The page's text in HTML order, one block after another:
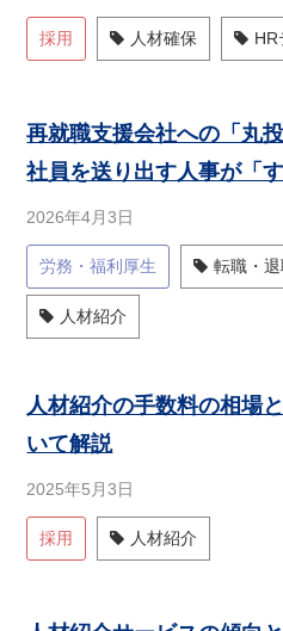
採用 人材確保 HR
再就職支援会社への「丸
社員を送り出す人事が「す
2026年4月3日
労務・福利厚生 転職・
人材紹介
人材紹介の手数料の相場
いて解説
2025年5月3日
採用 人材紹介